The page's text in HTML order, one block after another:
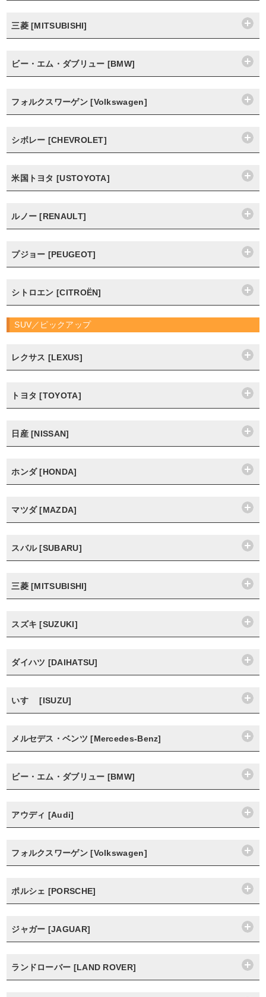
三菱 [MITSUBISHI]
ビー・エム・ダブリュー [BMW]
フォルクスワーゲン [Volkswagen]
シボレー [CHEVROLET]
米国トヨタ [USTOYOTA]
ルノー [RENAULT]
プジョー [PEUGEOT]
シトロエン [CITROËN]
SUV／ピックアップ
レクサス [LEXUS]
トヨタ [TOYOTA]
日産 [NISSAN]
ホンダ [HONDA]
マツダ [MAZDA]
スバル [SUBARU]
三菱 [MITSUBISHI]
スズキ [SUZUKI]
ダイハツ [DAIHATSU]
いすゞ [ISUZU]
メルセデス・ベンツ [Mercedes-Benz]
ビー・エム・ダブリュー [BMW]
アウディ [Audi]
フォルクスワーゲン [Volkswagen]
ポルシェ [PORSCHE]
ジャガー [JAGUAR]
ランドローバー [LAND ROVER]